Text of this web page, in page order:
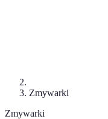
Zmywarki
Zmywarki